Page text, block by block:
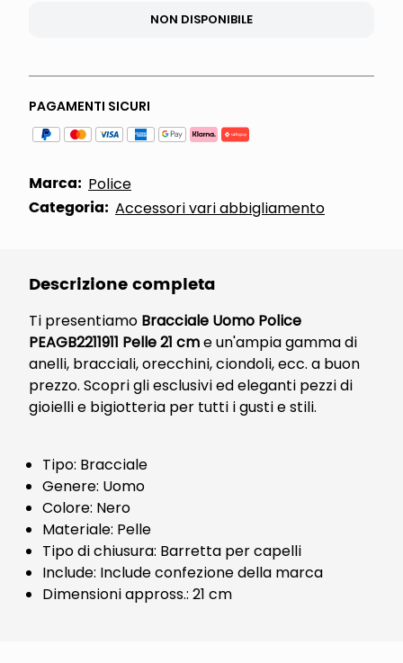
NON DISPONIBILE
PAGAMENTI SICURI
Marca: Police
Categoria: Accessori vari abbigliamento
Descrizione completa
Ti presentiamo Bracciale Uomo Police
PEAGB2211911 Pelle 21 cme un'ampia gamma di
anelli, bracciali, orecchini, ciondoli, ecc. a buon
prezzo. Scopri gli esclusivi ed eleganti pezzi di
gioielli e bigiotteria per tutti i gusti e stili.
Tipo: Bracciale
Genere: Uomo
Colore: Nero
Materiale: Pelle
Tipo di chiusura: Barretta per capelli
Include: Include confezione della marca
Dimensioni appross.: 21 cm